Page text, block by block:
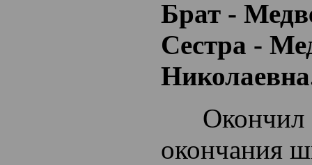
Брат -
Сестра -
Окончил
окончания